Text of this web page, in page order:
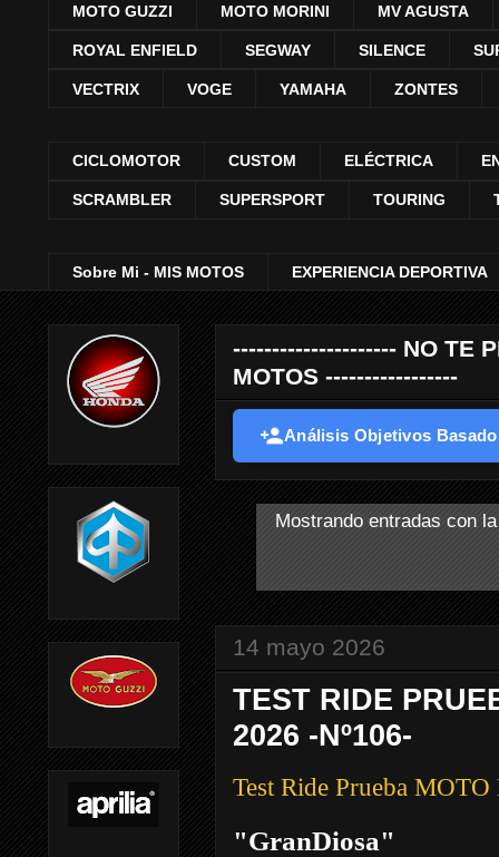
MOTO GUZZI MOTO MORINI MV AGUSTA
ROYAL ENFIELD SEGWAY SILENCE
VECTRIX VOGE YAMAHA ZONTES
CICLOMOTOR CUSTOM ELÉCTRICA
SCRAMBLER SUPERSPORT TOURING
Sobre Mi - MIS MOTOS EXPERIENCIA DEPORTIVA
--------------------- NO TE
MOTOS -----------------
Análisis Objetivos
Mostrando entradas con
14 mayo 2026
TEST RIDE
2026 -Nº106-
Test Ride Prueba
"GranDiosa"